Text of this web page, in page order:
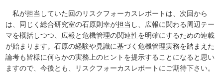
私が担当していた回のリスクフォーカスレポートは、次回から
は、同じく総合研究室の石原則幸が担当し、広報に関わる周辺テー
マを概括しつつ、広報と危機管理の関連性を明確にするための連載
が始まります。石原の経験や見識に基づく危機管理実務を踏まえた
論考も皆様に何らかの実務上のヒントを提示することになると思い
ますので、今後とも、リスクフォーカスレポートにご期待下さい。